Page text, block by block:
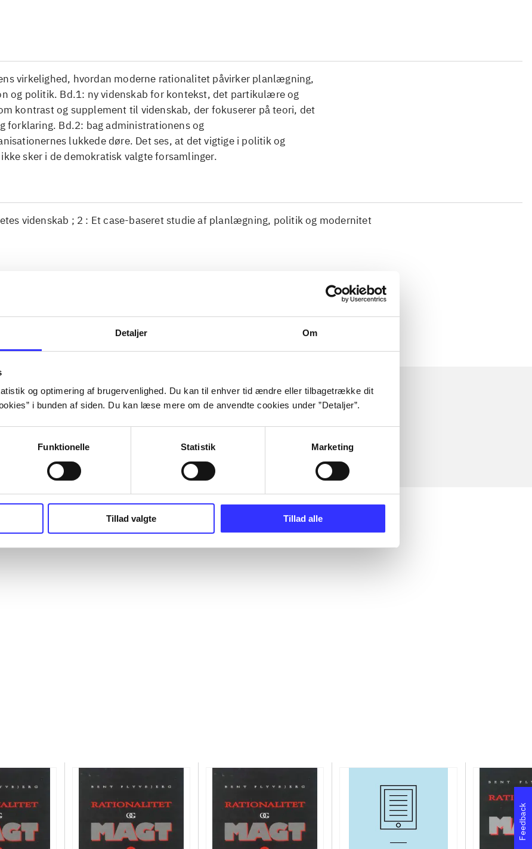
Detaljer Om
og optimering af brugervenlighed. Du kan til enhver tid ændre eller tilbagetrække dit
i bunden af siden. Du kan læse mere om de anvendte cookies under ”Detaljer”.
Funktionelle Statistik Marketing
Tillad valgte Tillad alle
virkelighed, hvordan moderne rationalitet påvirker planlægning,
og politik. Bd.1: ny videnskab for kontekst, det partikulære og
kontrast og supplement til videnskab, der fokuserer på teori, det
forklaring. Bd.2: bag administrationens og
lukkede døre. Det ses, at det vigtige i politik og
sker i de demokratisk valgte forsamlinger.
videnskab ; 2 : Et case-baseret studie af planlægning, politik og modernitet
Feedback